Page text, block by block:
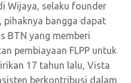
Wijaya, selaku founder
pihaknya bangga dapat
BTN yang memberi
pembiayaan FLPP untuk
17 tahun lalu, Vista
berkontribusi dalam